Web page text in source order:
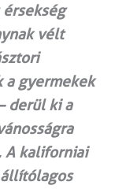
vélt
a gyermekek
derül ki a
A kaliforniai